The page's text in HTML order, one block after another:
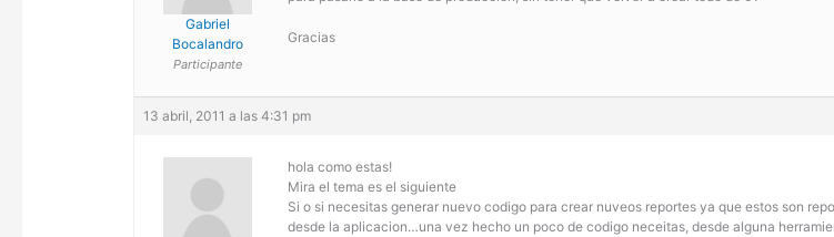
Gabriel
Bocalandro
Participante
Gracias
13 abril, 2011 a las 4:31 pm
hola como estas!
Mira el tema es el siguiente
Si o si necesitas generar nuevo codigo para crear nuveos reportes ya que estos son
desde la aplicacion…una vez hecho un poco de codigo neceitas, desde alguna